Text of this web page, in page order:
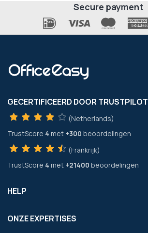
Secure payment
GECERTIFICEERD DOOR TRUSTPILOT
(Netherlands)
TrustScore 4 met +300 beoordelingen
(Frankrijk)
TrustScore 4 met +21400 beoordelingen
HELP
ONZE EXPERTISES